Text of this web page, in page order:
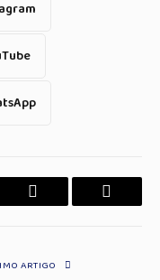
Copiar
E-
ARTIGO